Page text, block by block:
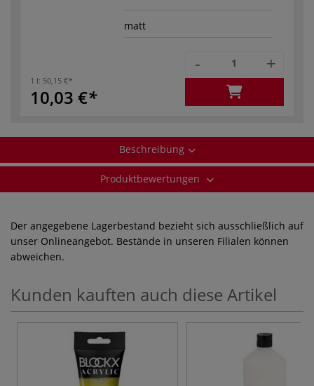
matt
1 l: 50,15 €
10,03 €
- +
Beschreibung
Produktbewertungen
Der angegebene Lagerbestand bezieht sich ausschließlich auf
unser Onlineangebot. Bestände in unseren Filialen können
abweichen.
Kunden kauften auch diese Artikel